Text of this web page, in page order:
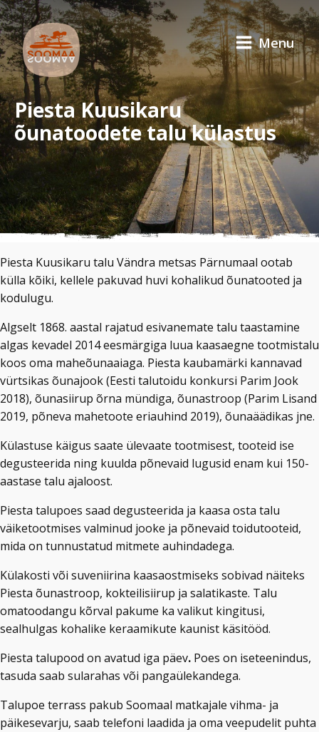
Menu
Piesta Kuusikaru
õunatoodete talu külastus
Piesta Kuusikaru talu Vändra metsas Pärnumaal ootab
külla kõiki, kellele pakuvad huvi kohalikud õunatooted ja
kodulugu.
Algselt 1868. aastal rajatud esivanemate talu taastamine
algas kevadel 2014 eesmärgiga luua kaasaegne tootmistalu
koos oma maheõunaaiaga. Piesta kaubamärki kannavad
vürtsikas õunajook (Eesti talutoidu konkursi Parim Jook
2018), õunasiirup õrna mündiga, õunastroop (Parim Lisand
2019, põneva mahetoote eriauhind 2019), õunaäädikas jne.
Külastuse käigus saate ülevaate tootmisest, tooteid ise
degusteerida ning kuulda põnevaid lugusid enam kui 150-
aastase talu ajaloost.
Piesta talupoes saad degusteerida ja kaasa osta talu
väiketootmises valminud jooke ja põnevaid toidutooteid,
mida on tunnustatud mitmete auhindadega.
Külakosti või suveniirina kaasaostmiseks sobivad näiteks
Piesta õunastroop, kokteilisiirup ja salatikaste. Talu
omatoodangu kõrval pakume ka valikut kingitusi,
sealhulgas kohalike keraamikute kaunist käsitööd.
Piesta talupood on avatud iga päev. Poes on iseteenindus,
tasuda saab sularahas või pangaülekandega.
Talupoe terrass pakub Soomaal matkajale vihma- ja
päikesevarju, saab telefoni laadida ja oma veepudelit puhta